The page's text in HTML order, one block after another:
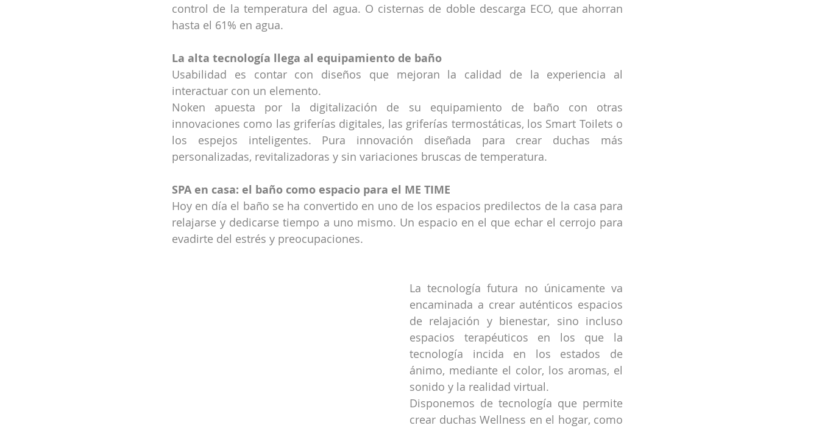
control de la temperatura del agua. O cisternas de doble descarga ECO, que ahorran
hasta el 61% en agua.
La alta tecnología llega al equipamiento de baño
Usabilidad es contar con diseños que mejoran la calidad de la experiencia al
interactuar con un elemento.
Noken apuesta por la digitalización de su equipamiento de baño con otras
innovaciones como las griferías digitales, las griferías termostáticas, los Smart Toilets o
los espejos inteligentes. Pura innovación diseñada para crear duchas más
personalizadas, revitalizadoras y sin variaciones bruscas de temperatura.
SPA en casa: el baño como espacio para el ME TIME
Hoy en día el baño se ha convertido en uno de los espacios predilectos de la casa para
relajarse y dedicarse tiempo a uno mismo. Un espacio en el que echar el cerrojo para
evadirte del estrés y preocupaciones.
La tecnología futura no únicamente va
encaminada a crear auténticos espacios
de relajación y bienestar, sino incluso
espacios terapéuticos en los que la
tecnología incida en los estados de
ánimo, mediante el color, los aromas, el
sonido y la realidad virtual.
Disponemos de tecnología que permite
crear duchas Wellness en el hogar, como